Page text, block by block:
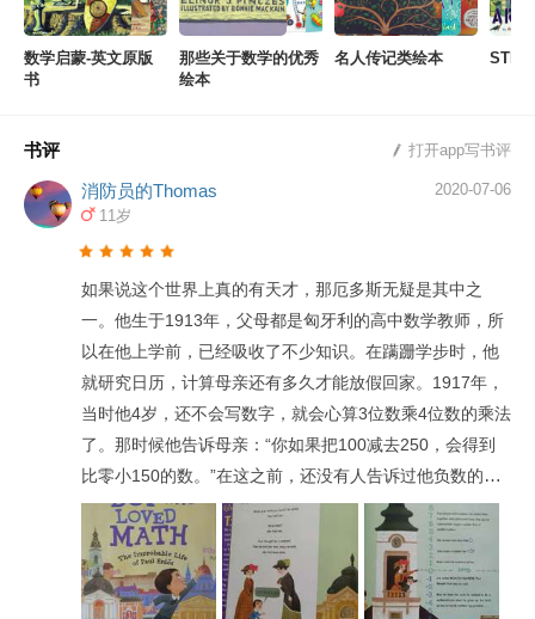
数学启蒙-英文原版
书
那些关于数学的优秀
绘本
名人传记类绘本
书评 打开app写书评
消防员的Thomas
11岁
2020-07-06
如果说这个世界上真的有天才，那厄多斯无疑是其中之
一。他生于1913年，父母都是匈牙利的高中数学教师，所
以在他上学前，已经吸收了不少知识。在蹒跚学步时，他
就研究日历，计算母亲还有多久才能放假回家。1917年，
当时他4岁，还不会写数字，就会心算3位数乘4位数的乘法
了。那时候他告诉母亲：“你如果把100减去250，会得到
比零小150的数。”在这之前，还没有人告诉过他负数的观
念！ 同样在4岁时，他就算出一些诸如乘火车去太阳需多
长时间之类荒唐可笑的问题的答案。他问她母亲的朋友们
多大，然后立即心算出她们已经活了多少秒。当他10岁
时，父亲告诉他“质数有无穷多个”的证明，从此他就被数